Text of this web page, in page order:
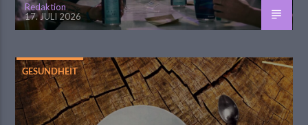
Redaktion
17. JULI 2026
GESUNDHEIT